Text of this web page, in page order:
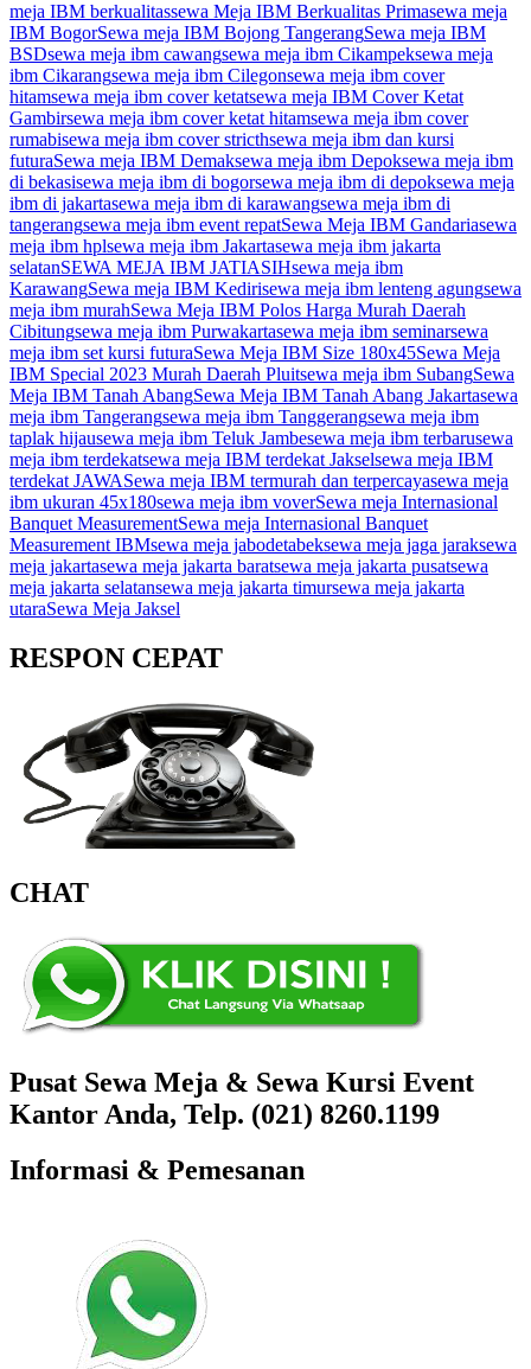
meja IBM berkualitassewa Meja IBM Berkualitas Primasewa meja
IBM BogorSewa meja IBM Bojong TangerangSewa meja IBM
BSDsewa meja ibm cawangsewa meja ibm Cikampeksewa meja
ibm Cikarangsewa meja ibm Cilegonsewa meja ibm cover
hitamsewa meja ibm cover ketatsewa meja IBM Cover Ketat
Gambirsewa meja ibm cover ketat hitamsewa meja ibm cover
rumabisewa meja ibm cover stricthsewa meja ibm dan kursi
futuraSewa meja IBM Demaksewa meja ibm Depoksewa meja ibm
di bekasisewa meja ibm di bogorsewa meja ibm di depoksewa meja
ibm di jakartasewa meja ibm di karawangsewa meja ibm di
tangerangsewa meja ibm event repatSewa Meja IBM Gandariasewa
meja ibm hplsewa meja ibm Jakartasewa meja ibm jakarta
selatanSEWA MEJA IBM JATIASIHsewa meja ibm
KarawangSewa meja IBM Kedirisewa meja ibm lenteng agungsewa
meja ibm murahSewa Meja IBM Polos Harga Murah Daerah
Cibitungsewa meja ibm Purwakartasewa meja ibm seminarsewa
meja ibm set kursi futuraSewa Meja IBM Size 180x45Sewa Meja
IBM Special 2023 Murah Daerah Pluitsewa meja ibm SubangSewa
Meja IBM Tanah AbangSewa Meja IBM Tanah Abang Jakartasewa
meja ibm Tangerangsewa meja ibm Tanggerangsewa meja ibm
taplak hijausewa meja ibm Teluk Jambesewa meja ibm terbarusewa
meja ibm terdekatsewa meja IBM terdekat Jakselsewa meja IBM
terdekat JAWASewa meja IBM termurah dan terpercayasewa meja
ibm ukuran 45x180sewa meja ibm voverSewa meja Internasional
Banquet MeasurementSewa meja Internasional Banquet
Measurement IBMsewa meja jabodetabeksewa meja jaga jaraksewa
meja jakartasewa meja jakarta baratsewa meja jakarta pusatsewa
meja jakarta selatansewa meja jakarta timursewa meja jakarta
utaraSewa Meja Jaksel
RESPON CEPAT
CHAT
Pusat Sewa Meja & Sewa Kursi Event
Kantor Anda, Telp. (021) 8260.1199
Informasi & Pemesanan